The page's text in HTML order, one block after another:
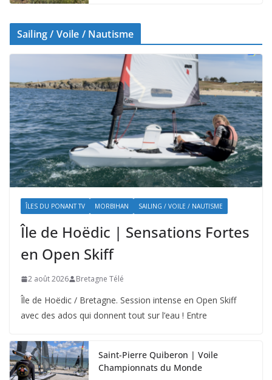
Sailing / Voile / Nautisme
ÎLES DU PONANT TV MORBIHAN SAILING / VOILE / NAUTISME
Île de Hoëdic | Sensations Fortes
en Open Skiff
2 août 2026 Bretagne Télé
Île de Hoëdic / Bretagne. Session intense en Open Skiff
avec des ados qui donnent tout sur l’eau ! Entre
Saint-Pierre Quiberon | Voile
Championnats du Monde